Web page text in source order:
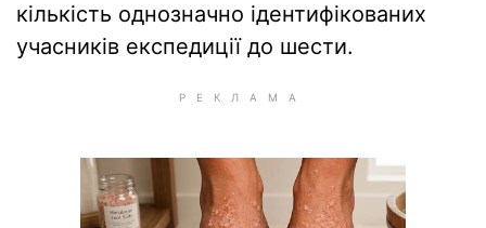
кількість однозначно ідентифікованих
учасників експедиції до шести.